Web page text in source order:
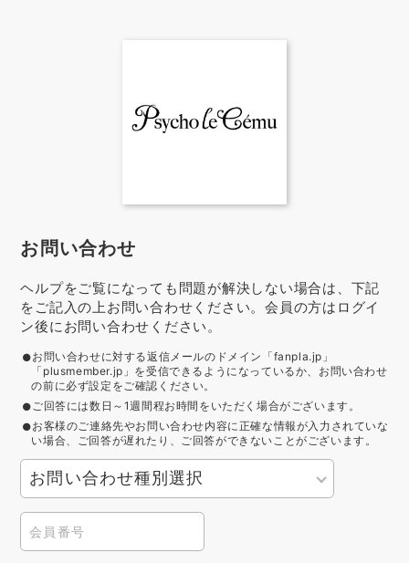
お問い合わせ
ヘルプをご覧になっても問題が解決しない場合は、下記
をご記入の上お問い合わせください。会員の方はログイ
ン後にお問い合わせください。
お問い合わせに対する返信メールのドメイン「fanpla.jp」
「plusmember.jp」を受信できるようになっているか、お問い合わせ
の前に必ず設定をご確認ください。
ご回答には数日～1週間程お時間をいただく場合がございます。
お客様のご連絡先やお問い合わせ内容に正確な情報が入力されていな
い場合、ご回答が遅れたり、ご回答ができないことがございます。